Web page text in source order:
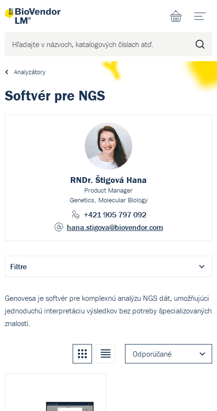
Analyzátory
Softvér pre NGS
RNDr. Štigová Hana
Product Manager
Genetics, Molecular Biology
+421 905 797 092
hana.stigova@biovendor.com
Filtre
Genovesa je softvér pre komplexnú analýzu NGS dát, umožňujúci
jednoduchú interpretáciu výsledkov bez potreby špecializovaných
znalostí.
Odporúčané
Kachle Zoznam